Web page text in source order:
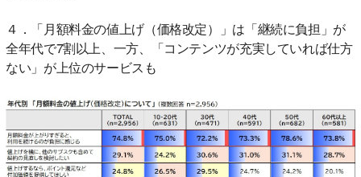
４．「月額料金の値上げ（価格改定）」は「継続に負担」が
全年代で7割以上、一方、「コンテンツが充実していれば仕方
ない」が上位のサービスも